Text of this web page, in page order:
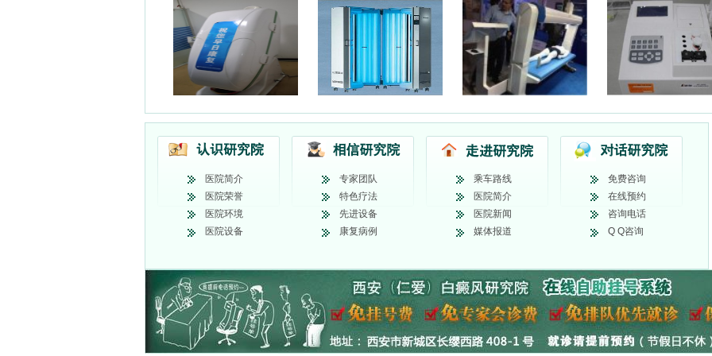
医院简介
医院荣誉
医院环境
医院设备
专家团队
特色疗法
先进设备
康复病例
乘车路线
医院简介
医院新闻
媒体报道
免费咨询
在线预约
咨询电话
Q Q咨询